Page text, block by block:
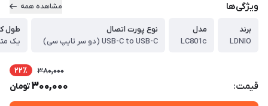
ویژگی‌ها مشاهده همه
برند
LDNIO
مدل
LC801c
نوع پورت اتصال
USB-C to USB-C (دو سر تایپ سی)
طول
یک
قیمت:
380,000 22٪
300,000تومان